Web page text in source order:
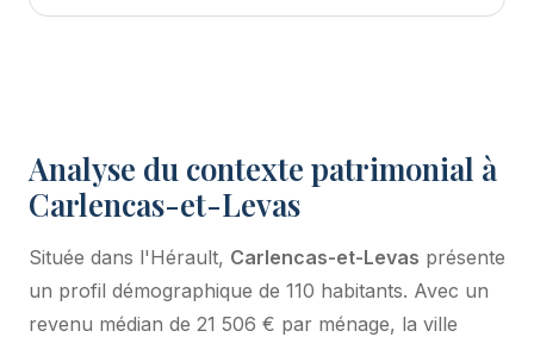
Analyse du contexte patrimonial à
Carlencas-et-Levas
Située dans l'Hérault, Carlencas-et-Levas présente
un profil démographique de 110 habitants. Avec un
revenu médian de 21 506 € par ménage, la ville